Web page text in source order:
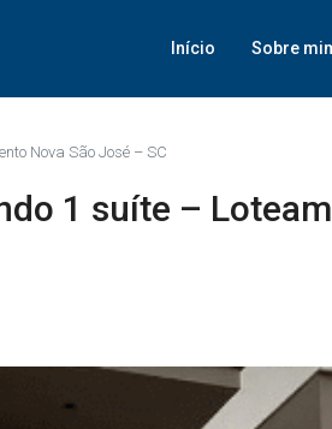
Início Sobre
Nova São José – SC
1 suíte –